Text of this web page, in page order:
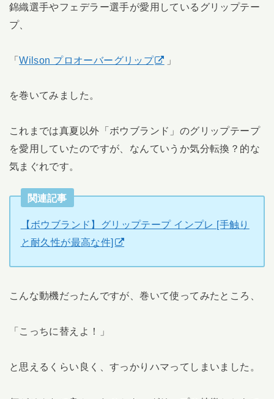
錦織選手やフェデラー選手が愛用しているグリップテー
プ、
「Wilson プロオーバーグリップ 」
を巻いてみました。
これまでは真夏以外「ボウブランド」のグリップテープ
を愛用していたのですが、なんていうか気分転換？的な
気まぐれです。
関連記事
【ボウブランド】グリップテープ インプレ [手触り
と耐久性が最高な件]
こんな動機だったんですが、巻いて使ってみたところ、
「こっちに替えよ！」
と思えるくらい良く、すっかりハマってしまいました。